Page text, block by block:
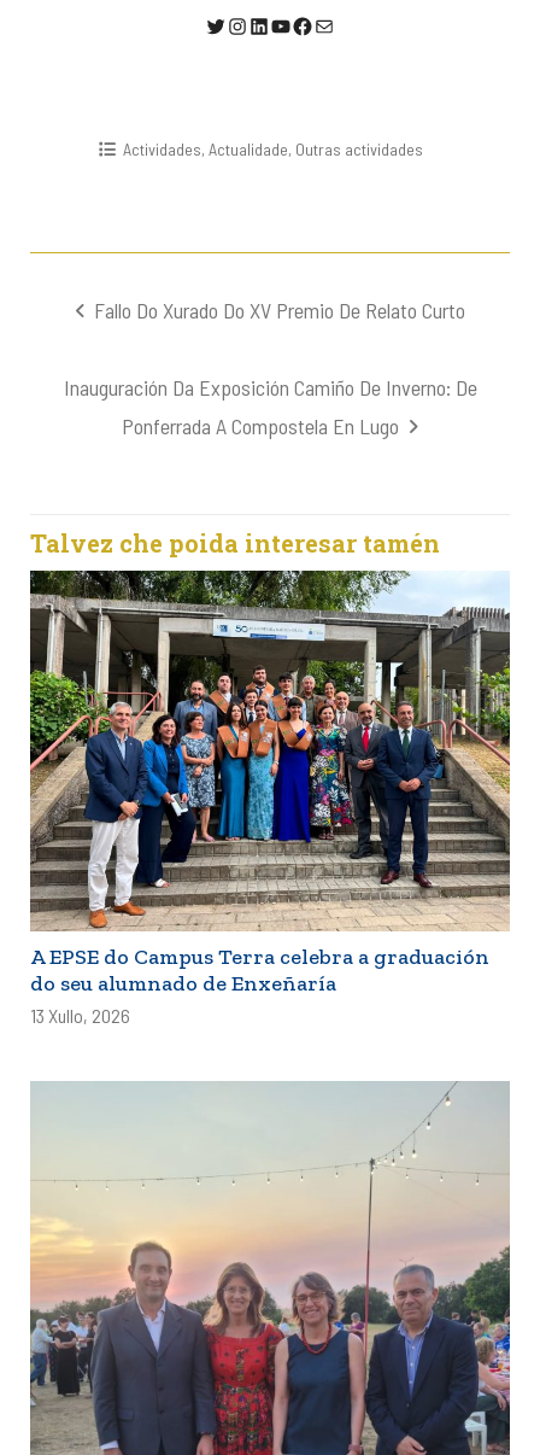
@AlumniUSC1
Instagram
LinkedIn
YouTube
Facebook
Correo electrónico
Actividades,Actualidade, Outras actividades
Navegación
Fallo Do Xurado Do XV Premio De Relato Curto
Inauguración Da Exposición Camiño De Inverno: De
Ponferrada A Compostela En Lugo
Talvez che poida interesar tamén
A EPSE do Campus Terra celebra a graduación
do seu alumnado de Enxeñaría
13 Xullo, 2026